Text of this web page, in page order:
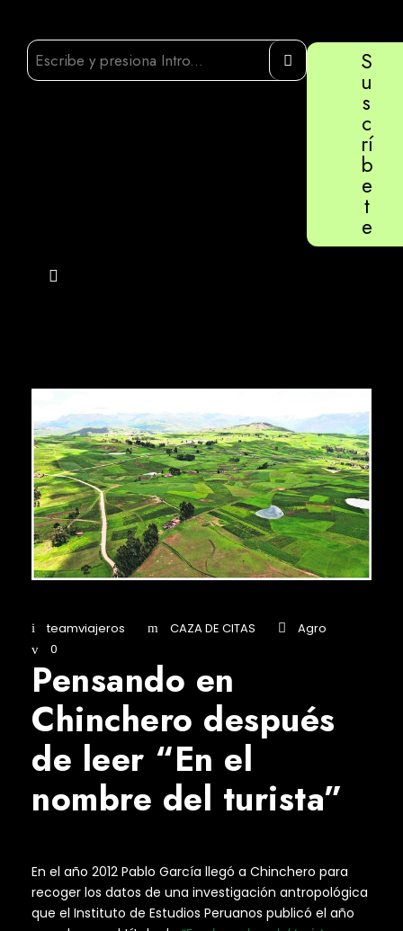
S
u
s
c
rí
b
e
t
e
teamviajeros CAZA DE CITAS
Agro
0
Pensando en
Chinchero después
de leer “En el
nombre del turista”
En el año 2012 Pablo García llegó a Chinchero para
recoger los datos de una investigación antropológica
que el Instituto de Estudios Peruanos publicó el año